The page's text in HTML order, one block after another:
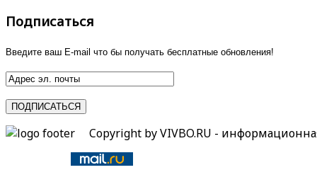
Подписаться
Введите ваш E-mail что бы получать бесплатные обновления!
Copyright by VIVBO.RU -